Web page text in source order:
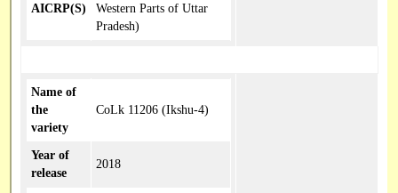
AICRP(S)
Western Parts of Uttar
Pradesh)
Name of
the
variety
CoLk 11206 (Ikshu-4)
Year of
release
2018